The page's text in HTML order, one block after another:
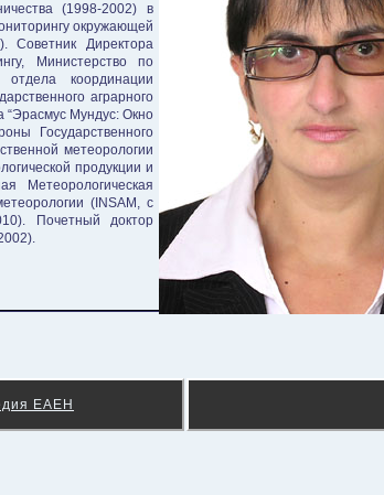
(1998-2002) в
окружающей
Советник Директора
Министерство по
координации
аграрного
“Эрасмус Мундус: Окно
Государственного
метеорологии
продукции и
Метеорологическая
(INSAM, с
Почетный доктор
ЕАЕН